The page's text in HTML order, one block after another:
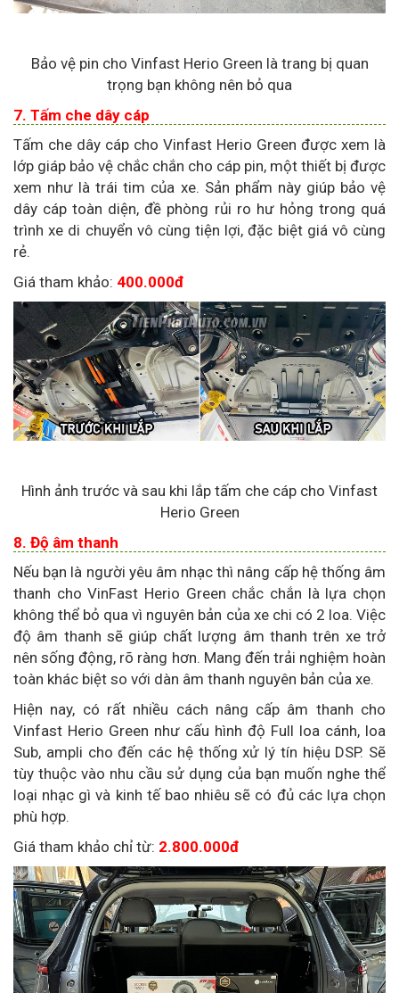
Bảo vệ pin cho Vinfast Herio Green là trang bị quan
trọng bạn không nên bỏ qua
7. Tấm che dây cáp
Tấm che dây cáp cho Vinfast Herio Green được xem là
lớp giáp bảo vệ chắc chắn cho cáp pin, một thiết bị được
xem như là trái tim của xe. Sản phẩm này giúp bảo vệ
dây cáp toàn diện, đề phòng rủi ro hư hỏng trong quá
trình xe di chuyển vô cùng tiện lợi, đặc biệt giá vô cùng
rẻ.
Giá tham khảo: 400.000đ
Hình ảnh trước và sau khi lắp tấm che cáp cho Vinfast
Herio Green
8. Độ âm thanh
Nếu bạn là người yêu âm nhạc thì nâng cấp hệ thống âm
thanh cho VinFast Herio Green chắc chắn là lựa chọn
không thể bỏ qua vì nguyên bản của xe chi có 2 loa. Việc
độ âm thanh sẽ giúp chất lượng âm thanh trên xe trở
nên sống động, rõ ràng hơn. Mang đến trải nghiệm hoàn
toàn khác biệt so với dàn âm thanh nguyên bản của xe.
Hiện nay, có rất nhiều cách nâng cấp âm thanh cho
Vinfast Herio Green như cấu hình độ Full loa cánh, loa
Sub, ampli cho đến các hệ thống xử lý tín hiệu DSP. Sẽ
tùy thuộc vào nhu cầu sử dụng của bạn muốn nghe thể
loại nhạc gì và kinh tế bao nhiêu sẽ có đủ các lựa chọn
phù hợp.
Giá tham khảo chỉ từ: 2.800.000đ